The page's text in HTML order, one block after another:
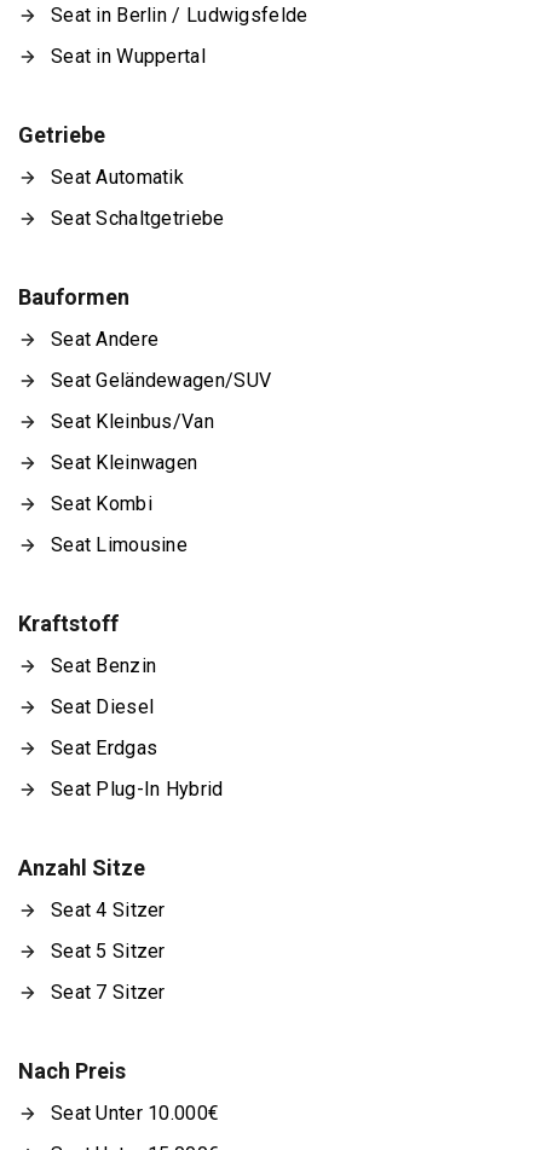
Seat in Berlin / Ludwigsfelde
Seat in Wuppertal
Getriebe
Seat Automatik
Seat Schaltgetriebe
Bauformen
Seat Andere
Seat Geländewagen/SUV
Seat Kleinbus/Van
Seat Kleinwagen
Seat Kombi
Seat Limousine
Kraftstoff
Seat Benzin
Seat Diesel
Seat Erdgas
Seat Plug-In Hybrid
Anzahl Sitze
Seat 4 Sitzer
Seat 5 Sitzer
Seat 7 Sitzer
Nach Preis
Seat Unter 10.000€